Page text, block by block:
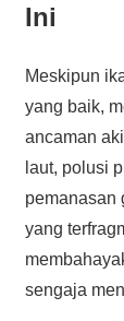
Ini
Meskipun
yang baik,
ancaman
laut, polusi
pemanasan
yang
sengaja